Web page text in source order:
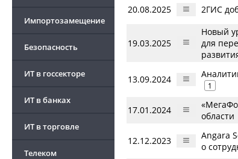
Импортозамещение
Безопасность
ИТ в госсекторе
ИТ в банках
ИТ в торговле
Телеком
20.08.2025 2ГИС
19.03.2025
Новый
для
13.09.2024
1
17.01.2024
области
12.12.2023
Angara
о